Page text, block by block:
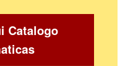
Catalogo